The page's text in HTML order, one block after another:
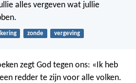
alles vergeven wat jullie
zonde vergeving
zegt God tegen ons: «Ik heb
redder te zijn voor alle volken.